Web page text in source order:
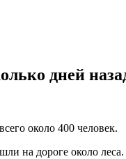
дней
около 400 человек.
на дороге около